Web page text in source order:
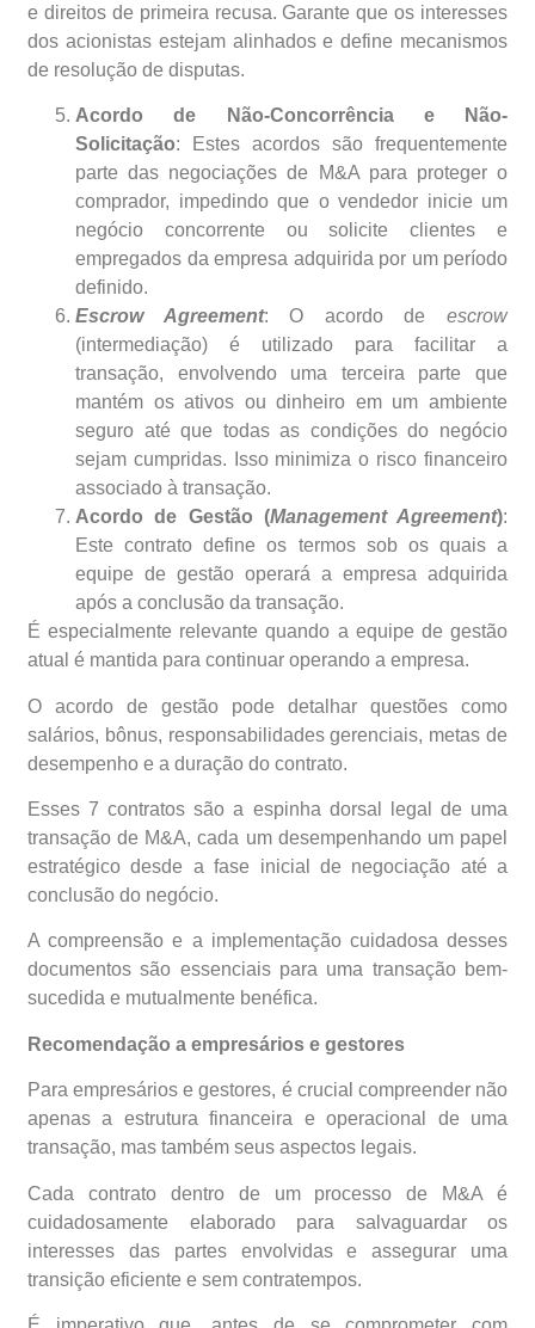
e direitos de primeira recusa. Garante que os interesses
dos acionistas estejam alinhados e define mecanismos
de resolução de disputas.
Acordo de Não-Concorrência e Não-
Solicitação: Estes acordos são frequentemente
parte das negociações de M&A para proteger o
comprador, impedindo que o vendedor inicie um
negócio concorrente ou solicite clientes e
empregados da empresa adquirida por um período
definido.
Escrow Agreement: O acordo deescrow
(intermediação) é utilizado para facilitar a
transação, envolvendo uma terceira parte que
mantém os ativos ou dinheiro em um ambiente
seguro até que todas as condições do negócio
sejam cumpridas. Isso minimiza o risco financeiro
associado à transação.
Acordo de Gestão (Management Agreement):
Este contrato define os termos sob os quais a
equipe de gestão operará a empresa adquirida
após a conclusão da transação.
É especialmente relevante quando a equipe de gestão
atual é mantida para continuar operando a empresa.
O acordo de gestão pode detalhar questões como
salários, bônus, responsabilidades gerenciais, metas de
desempenho e a duração do contrato.
Esses 7 contratos são a espinha dorsal legal de uma
transação de M&A, cada um desempenhando um papel
estratégico desde a fase inicial de negociação até a
conclusão do negócio.
A compreensão e a implementação cuidadosa desses
documentos são essenciais para uma transação bem-
sucedida e mutualmente benéfica.
Recomendação a empresários e gestores
Para empresários e gestores, é crucial compreender não
apenas a estrutura financeira e operacional de uma
transação, mas também seus aspectos legais.
Cada contrato dentro de um processo de M&A é
cuidadosamente elaborado para salvaguardar os
interesses das partes envolvidas e assegurar uma
transição eficiente e sem contratempos.